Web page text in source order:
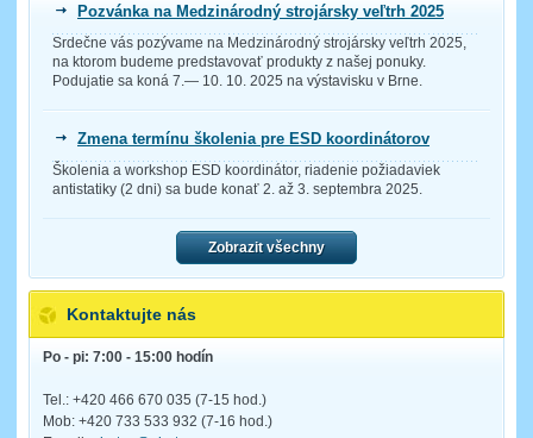
Pozvánka na Medzinárodný strojársky veľtrh 2025
Srdečne vás pozývame na Medzinárodný strojársky veľtrh 2025,
na ktorom budeme predstavovať produkty z našej ponuky.
Podujatie sa koná 7.— 10. 10. 2025 na výstavisku v Brne.
Zmena termínu školenia pre ESD koordinátorov
Školenia a workshop ESD koordinátor, riadenie požiadaviek
antistatiky (2 dni) sa bude konať 2. až 3. septembra 2025.
Zobrazit všechny
Kontaktujte nás
Po - pi: 7:00 - 15:00 hodín
Tel.: +420 466 670 035 (7-15 hod.)
Mob: +420 733 533 932 (7-16 hod.)